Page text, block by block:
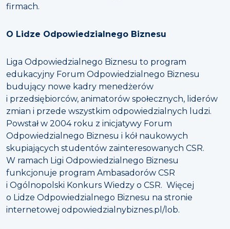
firmach.
O Lidze Odpowiedzialnego Biznesu
Liga Odpowiedzialnego Biznesu to program
edukacyjny Forum Odpowiedzialnego Biznesu
budujący nowe kadry menedżerów
i przedsiębiorców, animatorów społecznych, liderów
zmian i przede wszystkim odpowiedzialnych ludzi.
Powstał w 2004 roku z inicjatywy Forum
Odpowiedzialnego Biznesu i kół naukowych
skupiających studentów zainteresowanych CSR.
W ramach Ligi Odpowiedzialnego Biznesu
funkcjonuje program Ambasadorów CSR
i Ogólnopolski Konkurs Wiedzy o CSR. Więcej
o Lidze Odpowiedzialnego Biznesu na stronie
internetowej odpowiedzialnybiznes.pl/lob.